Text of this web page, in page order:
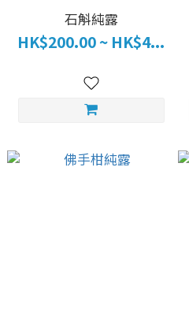
石斛純露
HK$200.00 ~ HK$4...